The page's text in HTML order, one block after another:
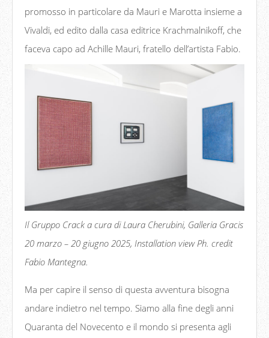
promosso in particolare da Mauri e Marotta insieme a
Vivaldi, ed edito dalla casa editrice Krachmalnikoff, che
faceva capo ad Achille Mauri, fratello dell’artista Fabio.
Il Gruppo Crack a cura di Laura Cherubini, Galleria Gracis
20 marzo – 20 giugno 2025, Installation view Ph. credit
Fabio Mantegna.
Ma per capire il senso di questa avventura bisogna
andare indietro nel tempo. Siamo alla fine degli anni
Quaranta del Novecento e il mondo si presenta agli